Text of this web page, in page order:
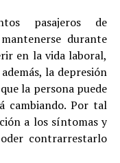
pasajeros de
durante
en la vida laboral,
la depresión
la persona puede
cambiando. Por tal
a los síntomas y
contrarrestarlo